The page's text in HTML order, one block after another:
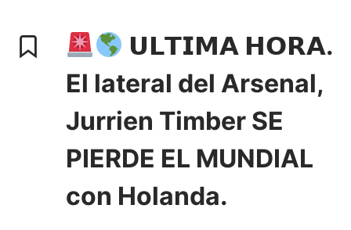
𝗨𝗟𝗧𝗜𝗠𝗔 𝗛𝗢𝗥𝗔.
El lateral del Arsenal,
Jurrien Timber SE
PIERDE EL MUNDIAL
con Holanda.